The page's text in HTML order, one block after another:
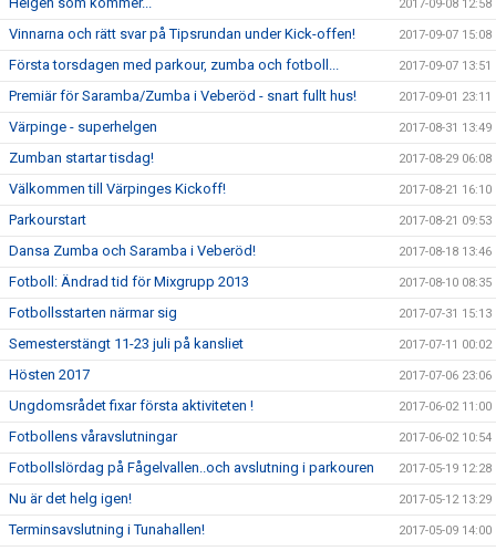
2017-09-08 12:58
Vinnarna och rätt svar på Tipsrundan under Kick-offen! 2017-09-07 15:08
Första torsdagen med parkour, zumba och fotboll... 2017-09-07 13:51
Premiär för Saramba/Zumba i Veberöd - snart fullt hus! 2017-09-01 23:11
Värpinge - superhelgen 2017-08-31 13:49
Zumban startar tisdag! 2017-08-29 06:08
Välkommen till Värpinges Kickoff! 2017-08-21 16:10
Parkourstart 2017-08-21 09:53
Dansa Zumba och Saramba i Veberöd! 2017-08-18 13:46
Fotboll: Ändrad tid för Mixgrupp 2013 2017-08-10 08:35
Fotbollsstarten närmar sig 2017-07-31 15:13
Semesterstängt 11-23 juli på kansliet 2017-07-11 00:02
Hösten 2017 2017-07-06 23:06
Ungdomsrådet fixar första aktiviteten ! 2017-06-02 11:00
Fotbollens våravslutningar 2017-06-02 10:54
Fotbollslördag på Fågelvallen..och avslutning i parkouren 2017-05-19 12:28
Nu är det helg igen! 2017-05-12 13:29
Terminsavslutning i Tunahallen! 2017-05-09 14:00